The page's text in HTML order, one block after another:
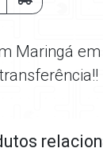
Maringá